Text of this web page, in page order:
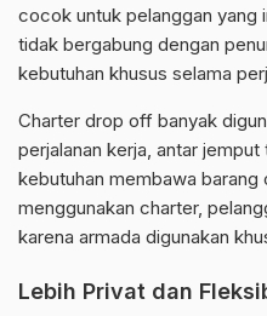
cocok untuk pelanggan yang
tidak bergabung dengan
kebutuhan khusus selama
Charter drop off banyak
perjalanan kerja, antar
kebutuhan membawa barang
menggunakan charter,
karena armada digunakan
Lebih Privat dan